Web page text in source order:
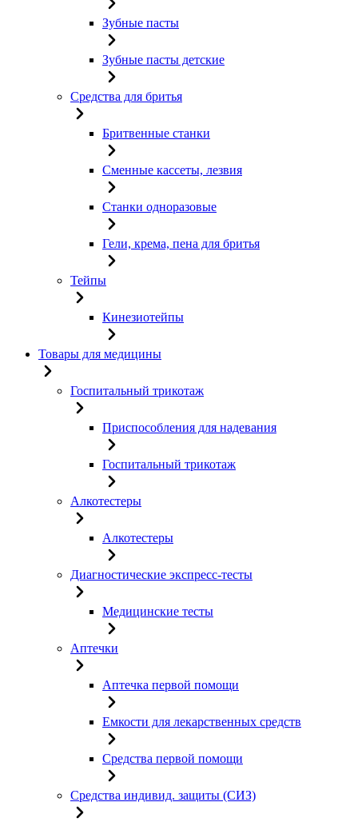
Зубные пасты
Зубные пасты детские
Средства для бритья
Бритвенные станки
Сменные кассеты, лезвия
Станки одноразовые
Гели, крема, пена для бритья
Тейпы
Кинезиотейпы
Товары для медицины
Госпитальный трикотаж
Приспособления для надевания
Госпитальный трикотаж
Алкотестеры
Алкотестеры
Диагностические экспресс-тесты
Медицинские тесты
Аптечки
Аптечка первой помощи
Емкости для лекарственных средств
Средства первой помощи
Средства индивид. защиты (СИЗ)